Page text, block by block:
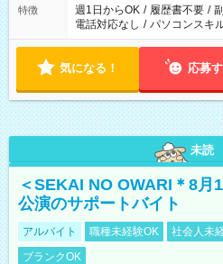
特徴 週1日からOK / 履歴書不要 /
電話対応なし / パソコンスキ
気になる！ 応募
未読
＜SEKAI NO OWARI＊8月
公演のサポートバイト
アルバイト 職種未経験OK 社会人未
ブランクOK